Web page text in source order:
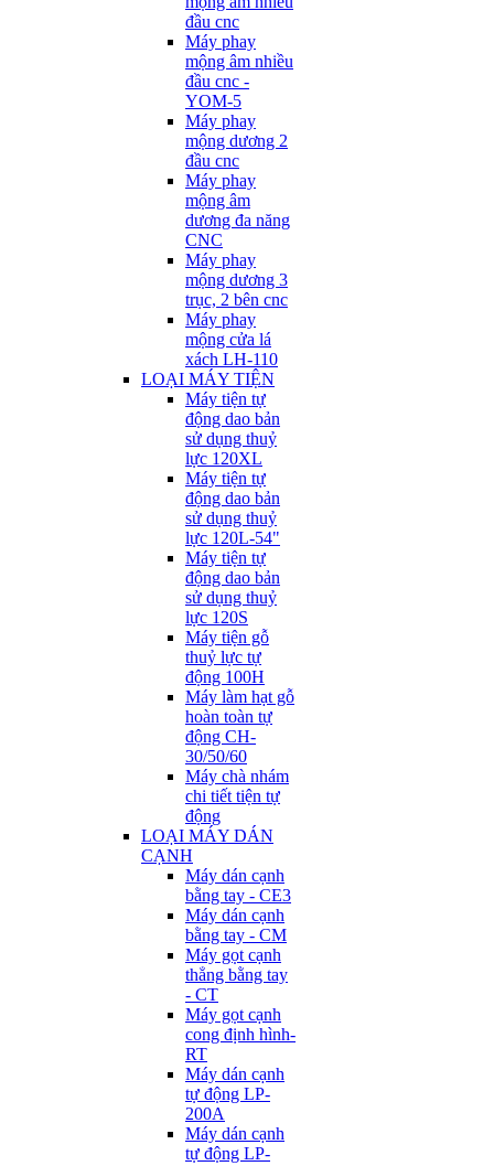
đầu cnc
Máy phay
mộng âm nhiều
đầu cnc -
YOM-5
Máy phay
mộng dương 2
đầu cnc
Máy phay
mộng âm
dương đa năng
CNC
Máy phay
mộng dương 3
trục, 2 bên cnc
Máy phay
mộng cửa lá
xách LH-110
LOẠI MÁY TIỆN
Máy tiện tự
động dao bản
sử dụng thuỷ
lực 120XL
Máy tiện tự
động dao bản
sử dụng thuỷ
lực 120L-54"
Máy tiện tự
động dao bản
sử dụng thuỷ
lực 120S
Máy tiện gỗ
thuỷ lực tự
động 100H
Máy làm hạt gỗ
hoàn toàn tự
động CH-
30/50/60
Máy chà nhám
chi tiết tiện tự
động
LOẠI MÁY DÁN
CẠNH
Máy dán cạnh
bằng tay - CE3
Máy dán cạnh
bằng tay - CM
Máy gọt cạnh
thẳng bằng tay
- CT
Máy gọt cạnh
cong định hình-
RT
Máy dán cạnh
tự động LP-
200A
Máy dán cạnh
tự động LP-